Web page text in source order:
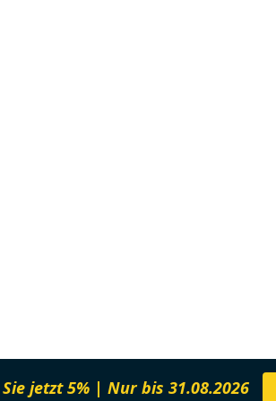
jetzt 5% | Nur bis 31.08.2026